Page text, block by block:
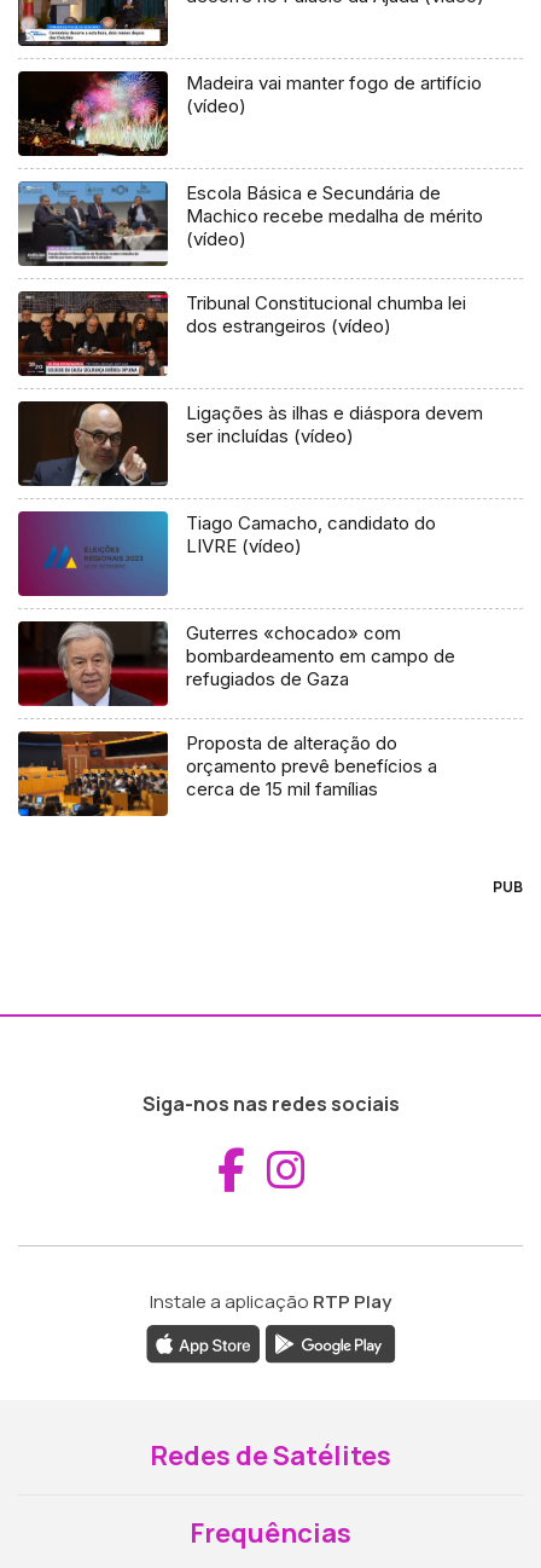
Madeira vai manter fogo de artifício
(vídeo)
Escola Básica e Secundária de
Machico recebe medalha de mérito
(vídeo)
Tribunal Constitucional chumba lei
dos estrangeiros (vídeo)
Ligações às ilhas e diáspora devem
ser incluídas (vídeo)
Tiago Camacho, candidato do
LIVRE (vídeo)
Guterres «chocado» com
bombardeamento em campo de
refugiados de Gaza
Proposta de alteração do
orçamento prevê benefícios a
cerca de 15 mil famílias
PUB
Siga-nos nas redes sociais
Aceder ao
Instale a aplicação RTP Play
Redes de Satélites
Frequências